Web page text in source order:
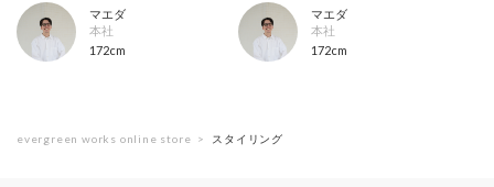
マエダ
本社
172cm
マエダ
本社
172cm
evergreen works online store スタイリング